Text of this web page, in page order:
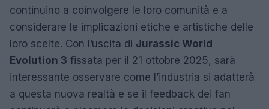
continuino a coinvolgere le loro comunità e a
considerare le implicazioni etiche e artistiche delle
loro scelte. Con l’uscita di Jurassic World
Evolution 3 fissata per il 21 ottobre 2025, sarà
interessante osservare come l’industria si adatterà
a questa nuova realtà e se il feedback dei fan